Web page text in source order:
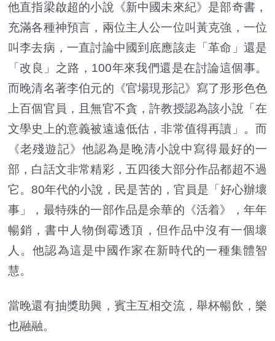
他直指梁啟超的小說《新中國未來紀》是部奇書，
充滿各種神預言，兩位主人公一位叫黃克強，一位
叫李去病，一直討論中國到底應該走「革命」還是
「改良」之路，100年來我們還是在討論這個事。
而晚清名著李伯元的《官場現形記》寫了形形色色
上百個官員，且無官不貪，許教授認為該小說「在
文學史上的意義被遠遠低估，非常值得再讀」。而
《老殘遊記》他認為是晚清小說中寫得最好的一
部，白話文非常精彩，五四後大部分作品都超不過
它。80年代的小說，民是苦的，官員是「好心辦壞
事」，最特殊的一部作品是余華的《活着》，年年
暢銷，書中人物倒霉透頂，但作品中沒有一個壞
人。他認為這是中國作家在新時代的一種集體智
慧。
當晚還有抽獎助興，賓主互相交流，舉杯暢飲，樂
也融融。